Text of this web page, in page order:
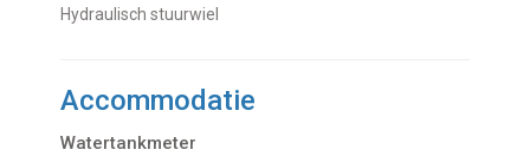
Hydraulisch stuurwiel
Accommodatie
Watertankmeter